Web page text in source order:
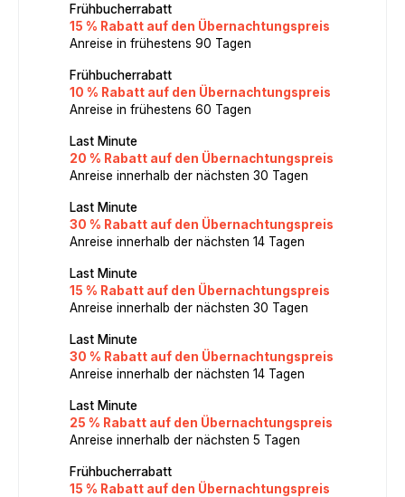
Frühbucherrabatt
15 % Rabatt auf den Übernachtungspreis
Anreise in frühestens 90 Tagen
Frühbucherrabatt
10 % Rabatt auf den Übernachtungspreis
Anreise in frühestens 60 Tagen
Last Minute
20 % Rabatt auf den Übernachtungspreis
Anreise innerhalb der nächsten 30 Tagen
Last Minute
30 % Rabatt auf den Übernachtungspreis
Anreise innerhalb der nächsten 14 Tagen
Last Minute
15 % Rabatt auf den Übernachtungspreis
Anreise innerhalb der nächsten 30 Tagen
Last Minute
30 % Rabatt auf den Übernachtungspreis
Anreise innerhalb der nächsten 14 Tagen
Last Minute
25 % Rabatt auf den Übernachtungspreis
Anreise innerhalb der nächsten 5 Tagen
Frühbucherrabatt
15 % Rabatt auf den Übernachtungspreis